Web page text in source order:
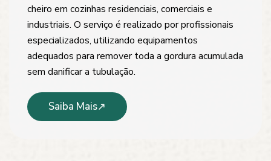
cheiro em cozinhas residenciais, comerciais e
industriais. O serviço é realizado por profissionais
especializados, utilizando equipamentos
adequados para remover toda a gordura acumulada
sem danificar a tubulação.
Saiba Mais